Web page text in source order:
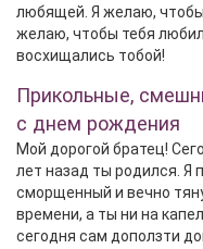
любящей. Я желаю,
желаю, чтобы тебя
восхищались тобой!
Прикольные,
с днем рождения
Мой дорогой братец!
лет назад ты родился. Я
сморщенный и вечно
времени, а ты ни на
сегодня сам доползти